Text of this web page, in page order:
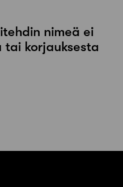
nimeä ei
tai korjauksesta